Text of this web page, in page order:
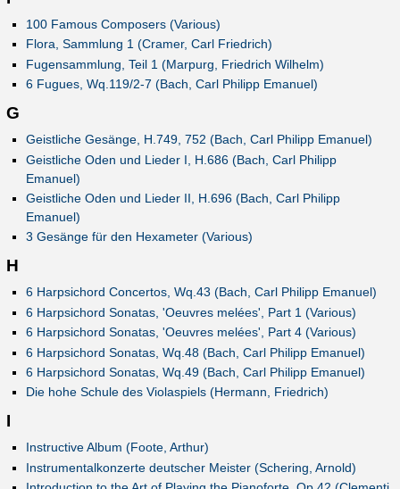
100 Famous Composers (Various)
Flora, Sammlung 1 (Cramer, Carl Friedrich)
Fugensammlung, Teil 1 (Marpurg, Friedrich Wilhelm)
6 Fugues, Wq.119/2-7 (Bach, Carl Philipp Emanuel)
G
Geistliche Gesänge, H.749, 752 (Bach, Carl Philipp Emanuel)
Geistliche Oden und Lieder I, H.686 (Bach, Carl Philipp
Emanuel)
Geistliche Oden und Lieder II, H.696 (Bach, Carl Philipp
Emanuel)
3 Gesänge für den Hexameter (Various)
H
6 Harpsichord Concertos, Wq.43 (Bach, Carl Philipp Emanuel)
6 Harpsichord Sonatas, 'Oeuvres melées', Part 1 (Various)
6 Harpsichord Sonatas, 'Oeuvres melées', Part 4 (Various)
6 Harpsichord Sonatas, Wq.48 (Bach, Carl Philipp Emanuel)
6 Harpsichord Sonatas, Wq.49 (Bach, Carl Philipp Emanuel)
Die hohe Schule des Violaspiels (Hermann, Friedrich)
I
Instructive Album (Foote, Arthur)
Instrumentalkonzerte deutscher Meister (Schering, Arnold)